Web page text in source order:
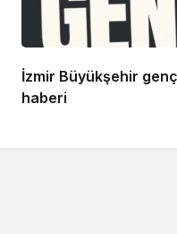
İzmir Büyükşehir
haberi